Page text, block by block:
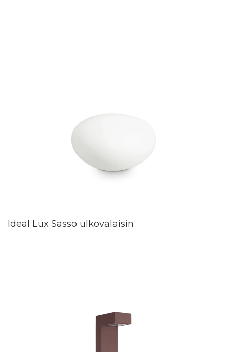
Ideal Lux Sasso ulkovalaisin